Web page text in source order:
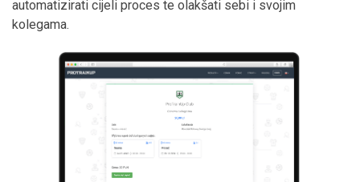
automatizirati cijeli proces te olakšati sebi i svojim
kolegama.